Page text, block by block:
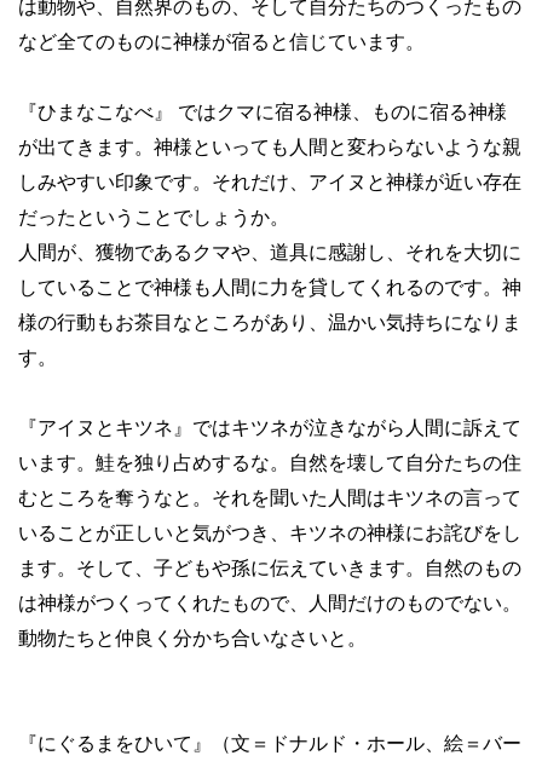
は動物や、自然界のもの、そして自分たちのつくったもの
など全てのものに神様が宿ると信じています。
『ひまなこなべ』 ではクマに宿る神様、ものに宿る神様
が出てきます。神様といっても人間と変わらないような親
しみやすい印象です。それだけ、アイヌと神様が近い存在
だったということでしょうか。
人間が、獲物であるクマや、道具に感謝し、それを大切に
していることで神様も人間に力を貸してくれるのです。神
様の行動もお茶目なところがあり、温かい気持ちになりま
す。
『アイヌとキツネ』ではキツネが泣きながら人間に訴えて
います。鮭を独り占めするな。自然を壊して自分たちの住
むところを奪うなと。それを聞いた人間はキツネの言って
いることが正しいと気がつき、キツネの神様にお詫びをし
ます。そして、子どもや孫に伝えていきます。自然のもの
は神様がつくってくれたもので、人間だけのものでない。
動物たちと仲良く分かち合いなさいと。
『にぐるまをひいて』（文＝ドナルド・ホール、絵＝バー